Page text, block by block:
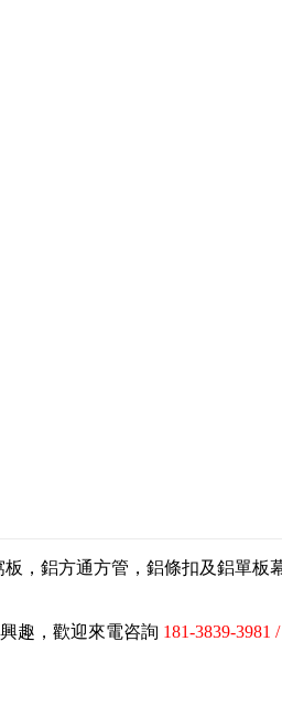
，鋁方通方管，鋁條扣及鋁單
趣，歡迎來電咨詢 181-3839-3981